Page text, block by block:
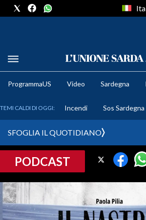
METEO
CRONACA SARDEGNA
PROVINCIA DI CAGLIARI
SULCIS IGLESIENTE
ProgrammaUS Video Sardegna
TEMI CALDI DI OGGI: Incendi Sos Sardegna
SFOGLIA IL QUOTIDIANO
PODCAST